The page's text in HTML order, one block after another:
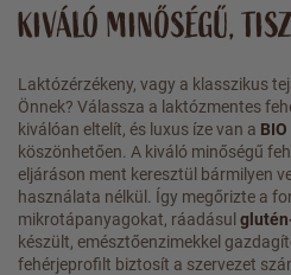
KIVÁLÓ MINŐSÉGŰ,
Laktózérzékeny, vagy a klasszikus
Önnek? Válassza a laktózmentes
kiválóan eltelít, és luxus íze van a
köszönhetően. A kiváló minőségű
eljáráson ment keresztül bármilyen
használata nélkül. Így megőrizte a
mikrotápanyagokat, ráadásul
készült, emésztőenzimekkel
fehérjeprofilt biztosít a szervezet